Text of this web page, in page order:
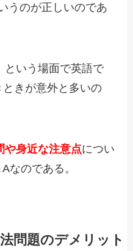
いうのが正しいのであ
という場面で英語で
ときが意外と多いの
や身近な注意点につい
なのである。
問題のデメリット